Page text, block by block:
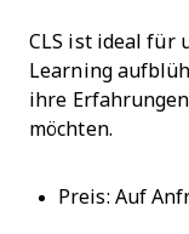
CLS ist ideal für
Learning
ihre
möchten.
Preis: Auf